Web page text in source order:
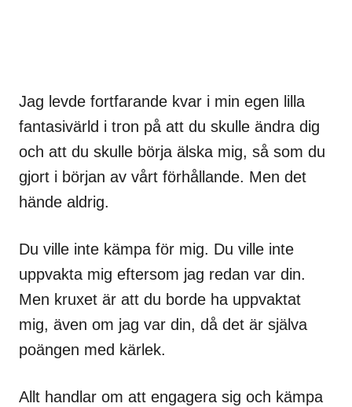
Jag levde fortfarande kvar i min egen lilla
fantasivärld i tron på att du skulle ändra dig
och att du skulle börja älska mig, så som du
gjort i början av vårt förhållande. Men det
hände aldrig.
Du ville inte kämpa för mig. Du ville inte
uppvakta mig eftersom jag redan var din.
Men kruxet är att du borde ha uppvaktat
mig, även om jag var din, då det är själva
poängen med kärlek.
Allt handlar om att engagera sig och kämpa